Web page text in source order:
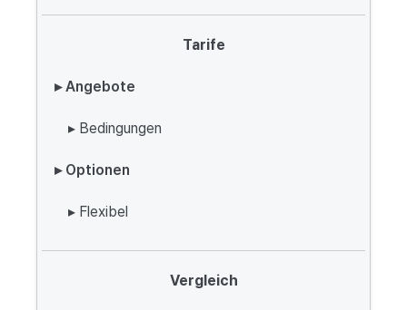
Tarife
▸ Angebote
▸ Bedingungen
▸ Optionen
▸ Flexibel
Vergleich